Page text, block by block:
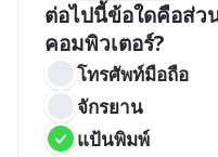
ต่อไปนี้ข้อใดคือส่ว
คอมพิวเตอร์?
โทรศัพท์มือถือ
จักรยาน
แป้นพิมพ์